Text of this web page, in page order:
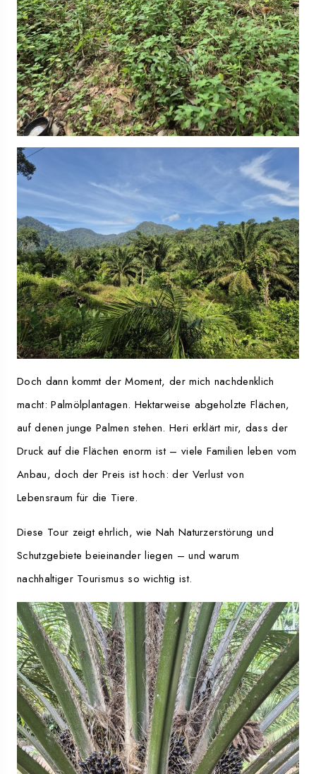
Doch dann kommt der Moment, der mich nachdenklich
macht: Palmölplantagen. Hektarweise abgeholzte Flächen,
auf denen junge Palmen stehen. Heri erklärt mir, dass der
Druck auf die Flächen enorm ist – viele Familien leben vom
Anbau, doch der Preis ist hoch: der Verlust von
Lebensraum für die Tiere.
Diese Tour zeigt ehrlich, wie Nah Naturzerstörung und
Schutzgebiete beieinander liegen – und warum
nachhaltiger Tourismus so wichtig ist.